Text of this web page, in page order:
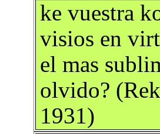
ke vuestra
visios en
el mas
olvido?
1931)